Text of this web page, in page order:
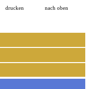
drucken nach oben